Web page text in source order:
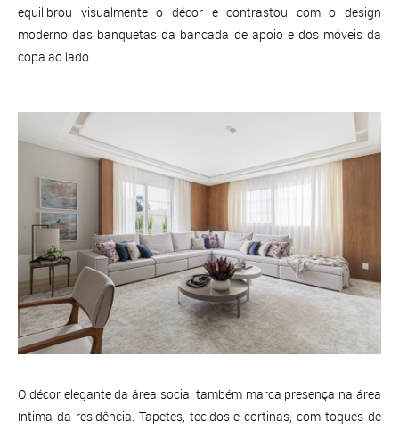
equilibrou visualmente o décor e contrastou com o design
moderno das banquetas da bancada de apoio e dos móveis da
copa ao lado.
O décor elegante da área social também marca presença na área
íntima da residência. Tapetes, tecidos e cortinas, com toques de